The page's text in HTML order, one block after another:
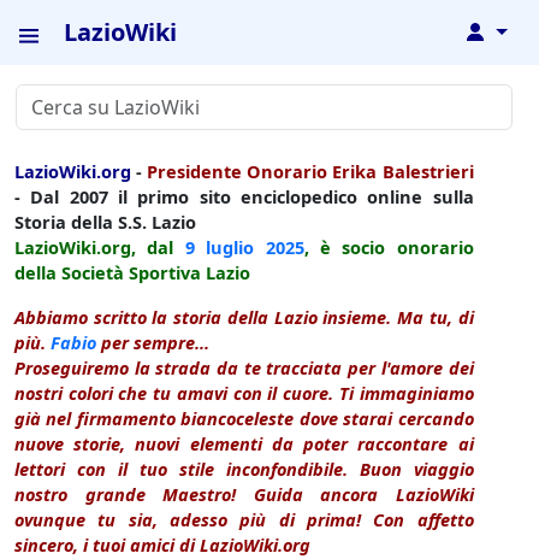
LazioWiki ↓
LazioWiki.org - Presidente Onorario Erika Balestrieri
- Dal 2007 il primo sito enciclopedico online sulla
Storia della S.S. Lazio
LazioWiki.org, dal 9 luglio 2025, è socio onorario
della Società Sportiva Lazio
Abbiamo scritto la storia della Lazio insieme. Ma tu, di
più. Fabio per sempre...
Proseguiremo la strada da te tracciata per l'amore dei
nostri colori che tu amavi con il cuore. Ti immaginiamo
già nel firmamento biancoceleste dove starai cercando
nuove storie, nuovi elementi da poter raccontare ai
lettori con il tuo stile inconfondibile. Buon viaggio
nostro grande Maestro! Guida ancora LazioWiki
ovunque tu sia, adesso più di prima! Con affetto
sincero, i tuoi amici di LazioWiki.org